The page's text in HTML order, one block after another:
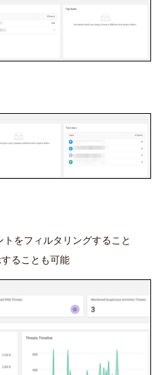
をフィルタリングすること
ることも可能